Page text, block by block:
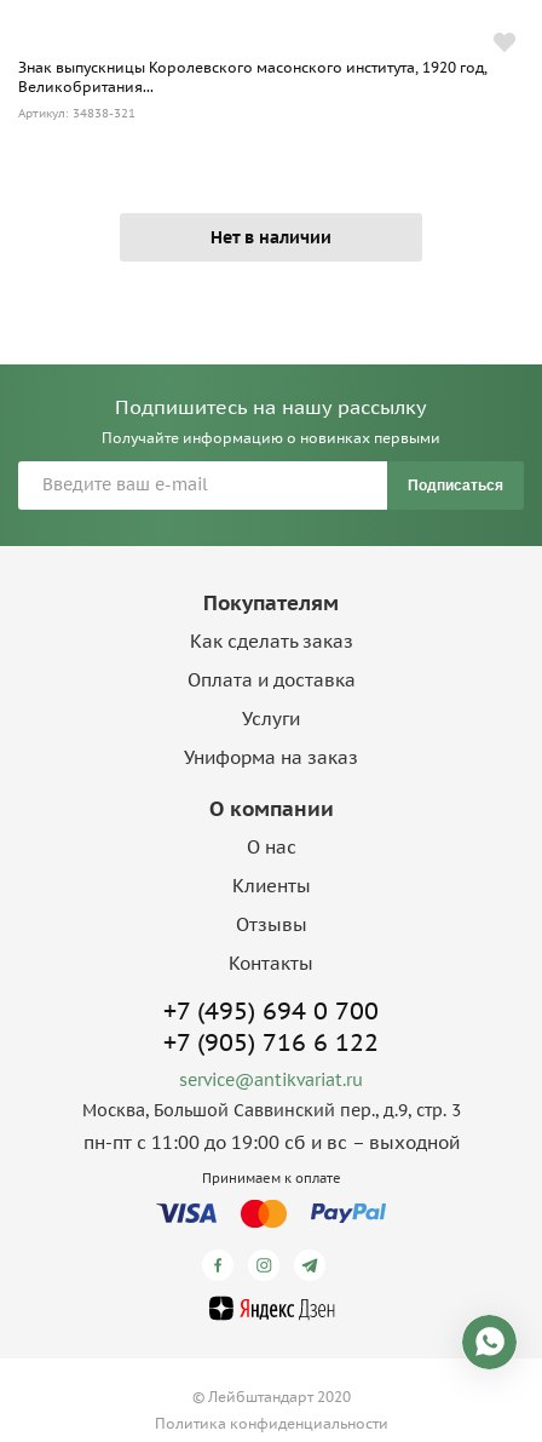
Знак выпускницы Королевского масонского института, 1920 год,
Великобритания...
Артикул: 34838-321
Нет в наличии
Подпишитесь на нашу рассылку
Получайте информацию о новинках первыми
Подписаться
Покупателям
Как сделать заказ
Оплата и доставка
Услуги
Униформа на заказ
О компании
О нас
Клиенты
Отзывы
Контакты
+7 (495) 694 0 700
+7 (905) 716 6 122
service@antikvariat.ru
Москва, Большой Саввинский пер., д.9, стр. 3
пн-пт с 11:00 до 19:00 сб и вс – выходной
Принимаем к оплате
© Лейбштандарт 2020
Политика конфиденциальности